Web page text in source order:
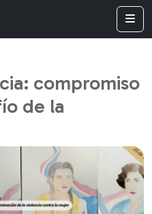
compromiso
de la